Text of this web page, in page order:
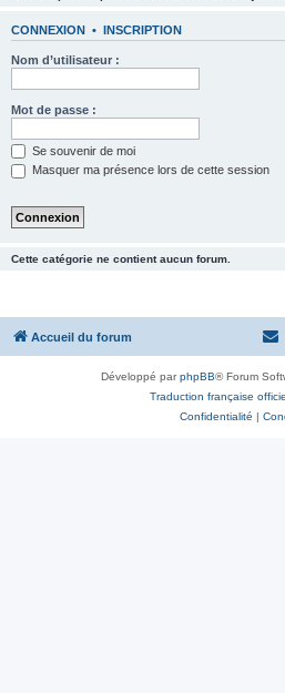
CONNEXION • INSCRIPTION
Nom d’utilisateur :
Mot de passe :
Se souvenir de moi
Masquer ma présence lors de cette session
Cette catégorie ne contient aucun forum.
Accueil du forum
Développé parphpBB® Forum
Traduction française
Confidentialité |